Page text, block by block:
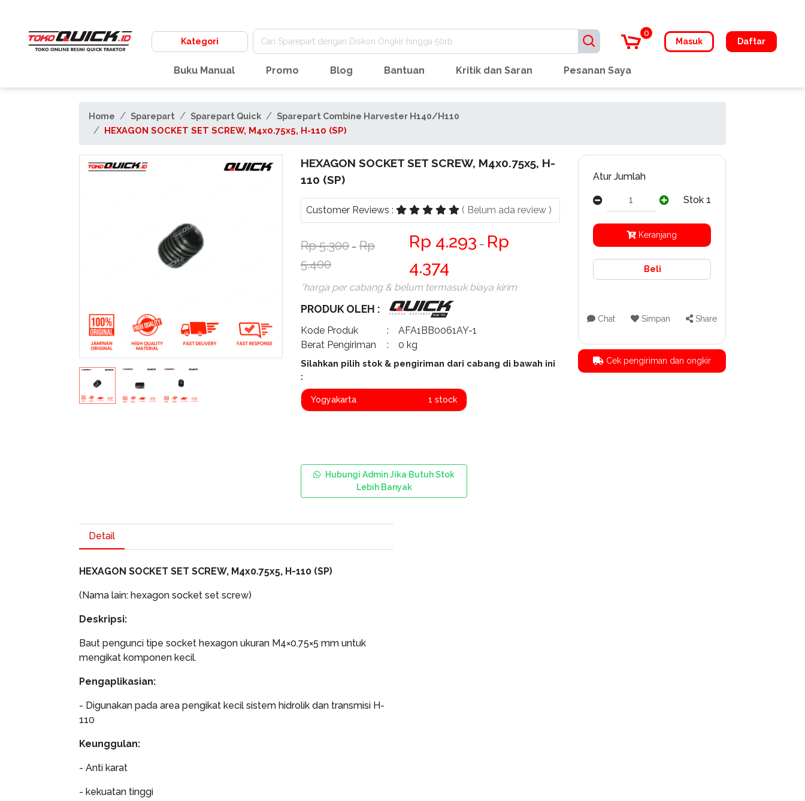
Kategori
0
Masuk
Daftar
Buku Manual Promo Blog Bantuan Kritik dan Saran Pesanan Saya
Home Sparepart Sparepart Quick
Sparepart Combine Harvester H140/H110
HEXAGON SOCKET SET SCREW, M4x0.75x5, H-110 (SP)
HEXAGON SOCKET SET SCREW, M4x0.75x5, H-
110 (SP)
Customer Reviews : ( Belum ada review )
5.300 −
5.400
4.293 −
4.374
*harga per cabang & belum termasuk biaya kirim
PRODUK OLEH :
Kode Produk
: AFA1BB0061AY-1
Berat Pengiriman
: 0 kg
Silahkan pilih stok & pengiriman dari cabang di bawah ini
:
Yogyakarta 1 stock
Hubungi Admin Jika Butuh Stok
Lebih Banyak
Atur Jumlah
Stok 1
Keranjang
Beli
Chat Simpan Share
Cek pengiriman dan ongkir
Detail
HEXAGON SOCKET SET SCREW, M4x0.75x5, H-110 (SP)
(Nama lain: hexagon socket set screw)
Deskripsi:
Baut pengunci tipe socket hexagon ukuran M4×0.75×5 mm untuk
mengikat komponen kecil.
Pengaplikasian:
- Digunakan pada area pengikat kecil sistem hidrolik dan transmisi H-
110
Keunggulan:
- Anti karat
- kekuatan tinggi